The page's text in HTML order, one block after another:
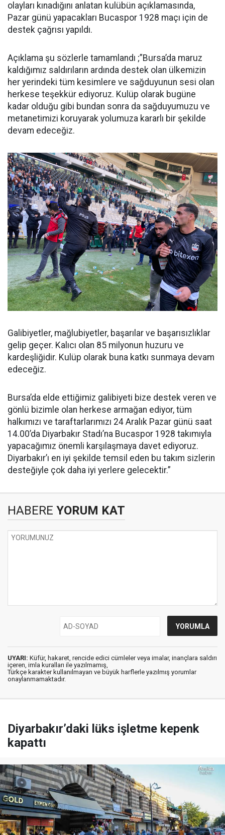
olayları kınadığını anlatan kulübün açıklamasında,
Pazar günü yapacakları Bucaspor 1928 maçı için de
destek çağrısı yapıldı.
Açıklama şu sözlerle tamamlandı ;”Bursa’da maruz
kaldığımız saldırıların ardında destek olan ülkemizin
her yerindeki tüm kesimlere ve sağduyunun sesi olan
herkese teşekkür ediyoruz. Kulüp olarak bugüne
kadar olduğu gibi bundan sonra da sağduyumuzu ve
metanetimizi koruyarak yolumuza kararlı bir şekilde
devam edeceğiz.
Galibiyetler, mağlubiyetler, başarılar ve başarısızlıklar
gelip geçer. Kalıcı olan 85 milyonun huzuru ve
kardeşliğidir. Kulüp olarak buna katkı sunmaya devam
edeceğiz.
Bursa’da elde ettiğimiz galibiyeti bize destek veren ve
gönlü bizimle olan herkese armağan ediyor, tüm
halkımızı ve taraftarlarımızı 24 Aralık Pazar günü saat
14.00’da Diyarbakır Stadı’na Bucaspor 1928 takımıyla
yapacağımız önemli karşılaşmaya davet ediyoruz.
Diyarbakır’ı en iyi şekilde temsil eden bu takım sizlerin
desteğiyle çok daha iyi yerlere gelecektir.”
HABERE YORUM KAT
UYARI: Küfür, hakaret, rencide edici cümleler veya imalar, inançlara saldırı
içeren, imla kuralları ile yazılmamış,
Türkçe karakter kullanılmayan ve büyük harflerle yazılmış yorumlar
onaylanmamaktadır.
Diyarbakır’daki lüks işletme kepenk
kapattı